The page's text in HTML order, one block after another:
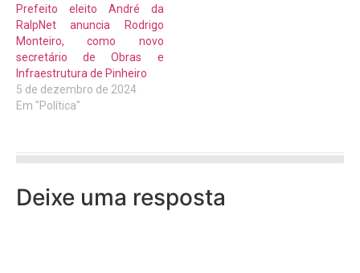
Prefeito eleito André da
RalpNet anuncia Rodrigo
Monteiro, como novo
secretário de Obras e
Infraestrutura de Pinheiro
5 de dezembro de 2024
Em "Política"
Deixe uma resposta